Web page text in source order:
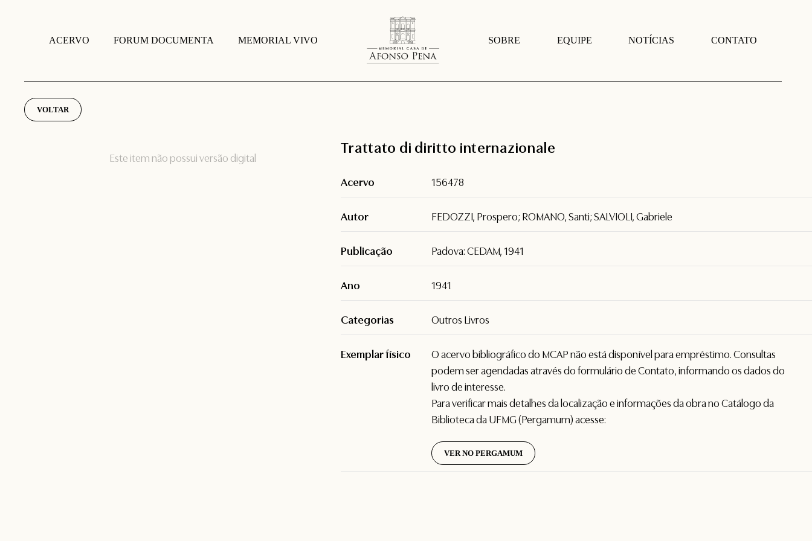
ACERVO FORUM DOCUMENTA MEMORIAL VIVO SOBRE EQUIPE NOTÍCIAS CONTATO
VOLTAR
Este item não possui versão digital
Trattato di diritto internazionale
Acervo 156478
Autor FEDOZZI, Prospero; ROMANO, Santi; SALVIOLI, Gabriele
Publicação Padova: CEDAM, 1941
Ano 1941
Categorias Outros Livros
Exemplar físico
O acervo bibliográfico do MCAP não está disponível para empréstimo. Consultas
podem ser agendadas através do formulário deContato, informando os dados do
livro de interesse.
Para verificar mais detalhes da localização e informações da obra no Catálogo da
Biblioteca da UFMG (Pergamum) acesse:
VER NO PERGAMUM